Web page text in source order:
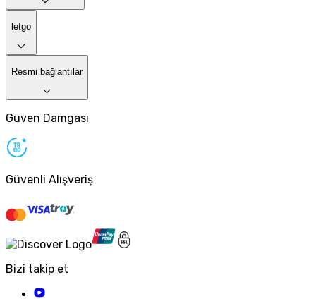
letgo
Resmi bağlantılar
Güven Damgası
Güvenli Alışveriş
Bizi takip et